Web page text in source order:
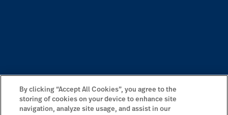
By clicking “Accept All Cookies”, you agree to the
storing of cookies on your device to enhance site
navigation, analyze site usage, and assist in our